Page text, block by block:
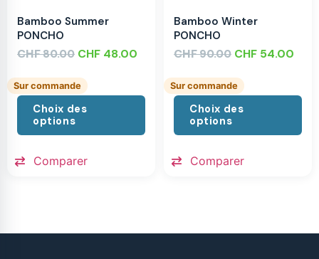
Bamboo Summer
PONCHO
CHF80.00 CHF 48.00
Sur commande
Choix des
options
Comparer
Bamboo Winter
PONCHO
CHF90.00 CHF 54.00
Sur commande
Choix des
options
Comparer